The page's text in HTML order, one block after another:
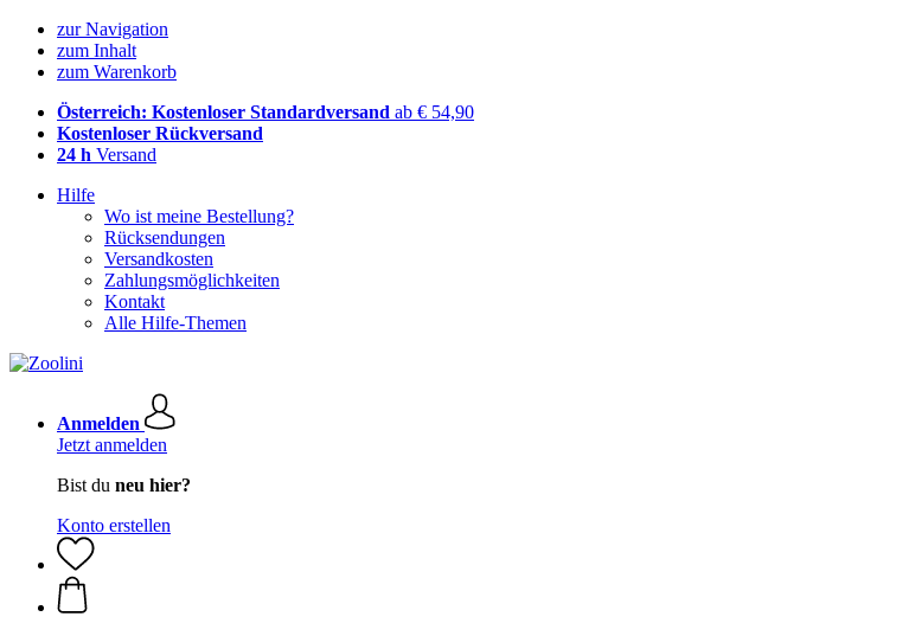
zur Navigation
zum Inhalt
zum Warenkorb
Österreich: Kostenloser Standardversand ab € 54,90
Kostenloser Rückversand
24 h Versand
Hilfe
Wo ist meine Bestellung?
Rücksendungen
Versandkosten
Zahlungsmöglichkeiten
Kontakt
Alle Hilfe-Themen
Anmelden
Jetzt anmelden
Bist du neu hier?
Konto erstellen